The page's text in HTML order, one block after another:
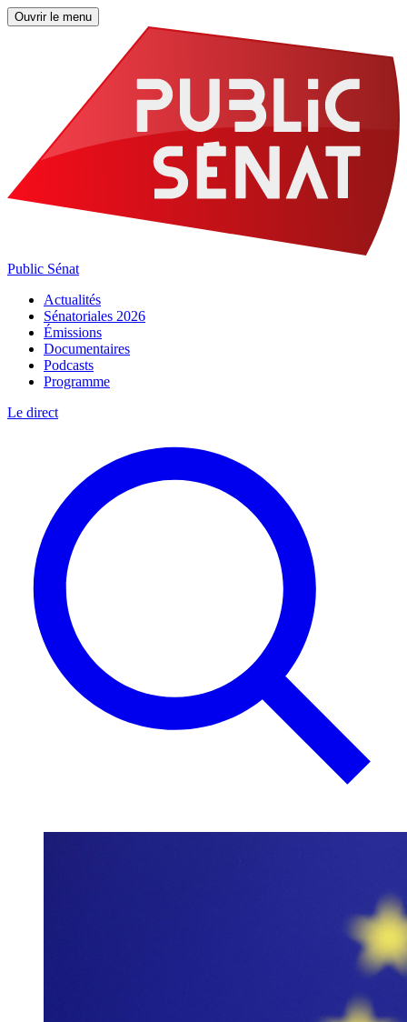
Ouvrir le menu
Public Sénat
Actualités
Sénatoriales 2026
Émissions
Documentaires
Podcasts
Programme
Le direct